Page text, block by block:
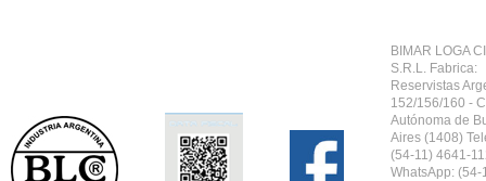
BIMAR LOGA
S.R.L. Fabrica:
Reservistas
152/156/160 -
Autónoma de
Aires (1408)
(54-11) 4641-
WhatsApp: (54-